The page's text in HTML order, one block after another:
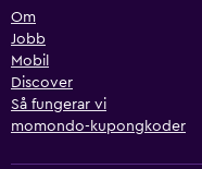
Om
Jobb
Mobil
Discover
Så fungerar vi
momondo-kupongkoder